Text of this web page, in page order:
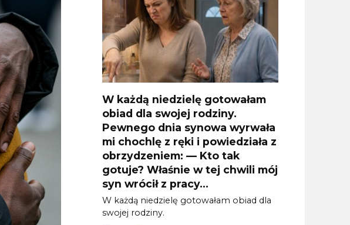
W każdą niedzielę gotowałam
obiad dla swojej rodziny.
Pewnego dnia synowa wyrwała
mi chochlę z ręki i powiedziała z
obrzydzeniem: — Kto tak
gotuje? Właśnie w tej chwili mój
syn wrócił z pracy…
W każdą niedzielę gotowałam obiad dla
swojej rodziny.